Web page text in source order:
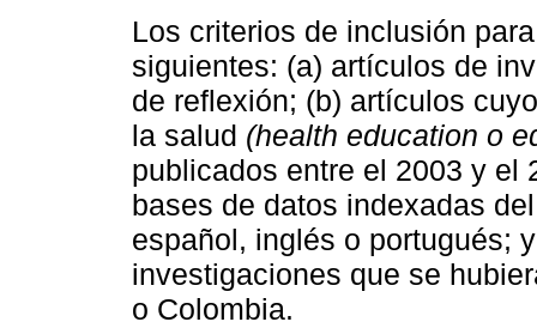
Los criterios de inclusión
siguientes: (a) artículos de
de reflexión; (b) artículos
la salud (health education o
publicados entre el 2003 y el
bases de datos indexadas
español, inglés o portugués;
investigaciones que se
o Colombia.